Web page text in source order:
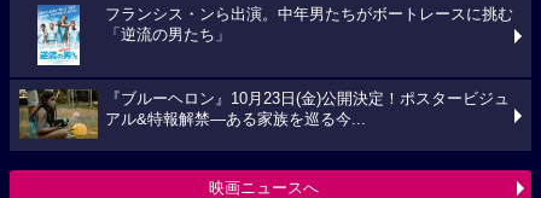
フランシス・ンら出演。中年男たちがボートレースに挑む
「逆流の男たち」
『ブルーヘロン』10月23日(金)公開決定！ポスタービジュ
アル&特報解禁―ある家族を巡る今...
映画ニュースへ